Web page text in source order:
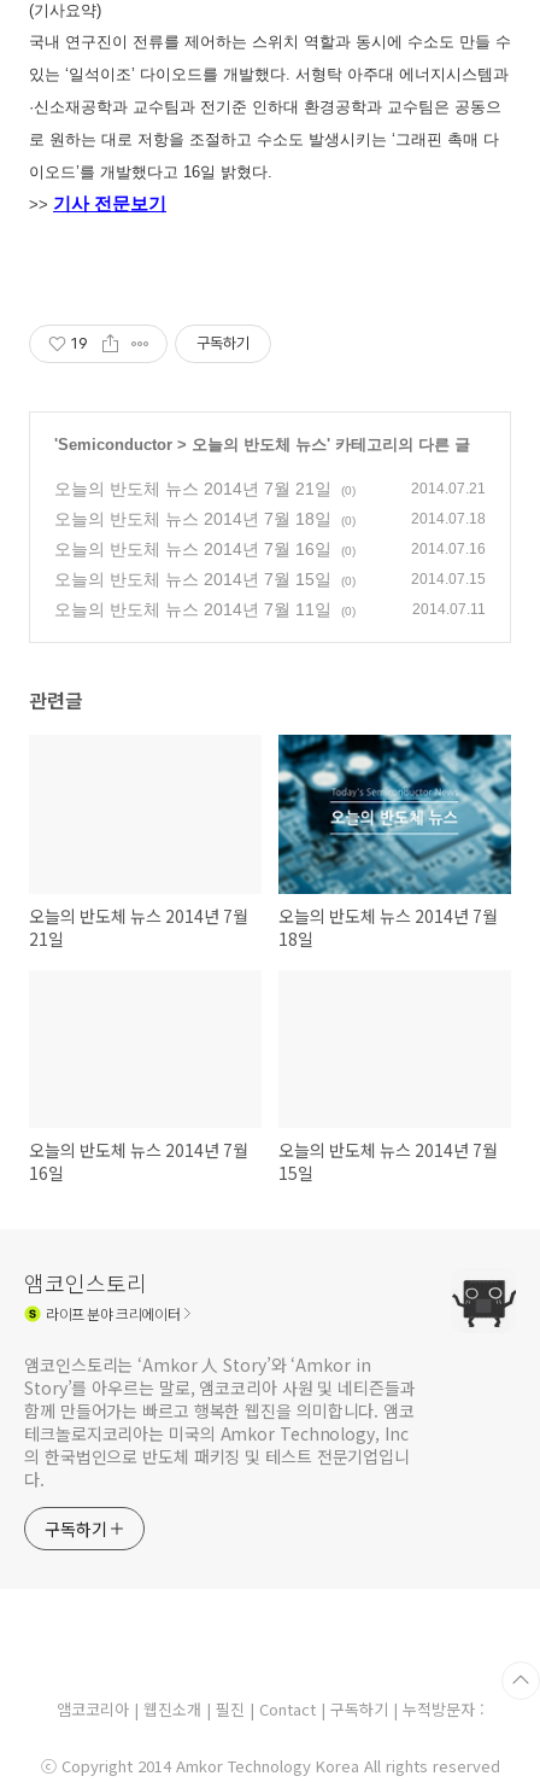
(기사요약)
국내 연구진이 전류를 제어하는 스위치 역할과 동시에 수소도 만들 수
있는 ‘일석이조’ 다이오드를 개발했다. 서형탁 아주대 에너지시스템과
·신소재공학과 교수팀과 전기준 인하대 환경공학과 교수팀은 공동으
로 원하는 대로 저항을 조절하고 수소도 발생시키는 ‘그래핀 촉매 다
이오드’를 개발했다고 16일 밝혔다.
>> 기사 전문보기
19 구독하기
'Semiconductor > 오늘의 반도체 뉴스' 카테고리의 다른 글
오늘의 반도체 뉴스 2014년 7월 21일 (0) 2014.07.21
오늘의 반도체 뉴스 2014년 7월 18일 (0) 2014.07.18
오늘의 반도체 뉴스 2014년 7월 16일 (0) 2014.07.16
오늘의 반도체 뉴스 2014년 7월 15일 (0) 2014.07.15
오늘의 반도체 뉴스 2014년 7월 11일 (0) 2014.07.11
관련글
오늘의 반도체 뉴스 2014년 7월
21일
오늘의 반도체 뉴스 2014년 7월
18일
오늘의 반도체 뉴스 2014년 7월
16일
오늘의 반도체 뉴스 2014년 7월
15일
앰코인스토리
라이프분야 크리에이터
앰코인스토리는 ‘Amkor 人 Story’와 ‘Amkor in
Story’를 아우르는 말로, 앰코코리아 사원 및 네티즌들과
함께 만들어가는 빠르고 행복한 웹진을 의미합니다. 앰코
테크놀로지코리아는 미국의 Amkor Technology, Inc
의 한국법인으로 반도체 패키징 및 테스트 전문기업입니
다.
구독하기
앰코코리아| 웹진소개 | 필진 | Contact | 구독하기 | 누적방문자 :
ⓒ Copyright 2014 Amkor Technology Korea All rights reserved